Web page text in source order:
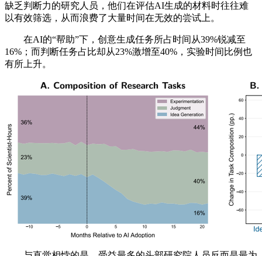
缺乏判断力的研究人员，他们在评估AI生成的材料时往往难
以有效筛选，从而浪费了大量时间在无效的尝试上。
在AI的“帮助”下，创意生成任务所占时间从39%锐减至
16%；而判断任务占比却从23%激增至40%，实验时间比例也
有所上升。